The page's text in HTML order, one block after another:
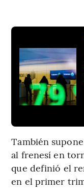
También
al frenesí en
que definió el
en el primer